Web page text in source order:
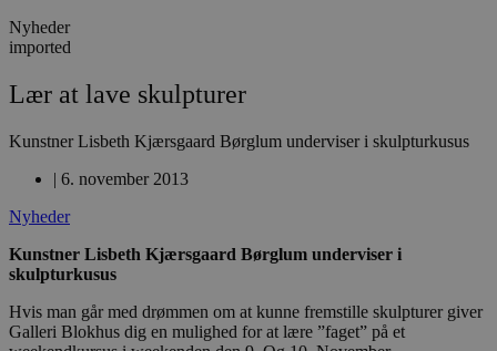
Nyheder
imported
Lær at lave skulpturer
Kunstner Lisbeth Kjærsgaard Børglum underviser i skulpturkusus
| 6. november 2013
Nyheder
Kunstner Lisbeth Kjærsgaard Børglum underviser i
skulpturkusus
Hvis man går med drømmen om at kunne fremstille skulpturer giver
Galleri Blokhus dig en mulighed for at lære ”faget” på et